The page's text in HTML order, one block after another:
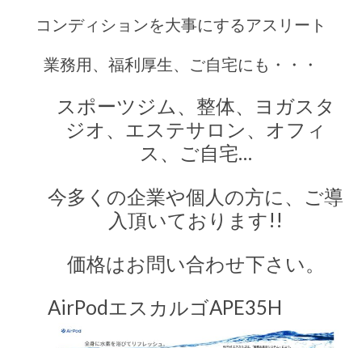
コンディションを大事にするアスリート
業務用、福利厚生、ご自宅にも・・・
スポーツジム、整体、ヨガスタ
ジオ、エステサロン、オフィ
ス、ご自宅…
今多くの企業や個人の方に、ご導
入頂いております!!
価格はお問い合わせ下さい。
AirPodエスカルゴAPE35H